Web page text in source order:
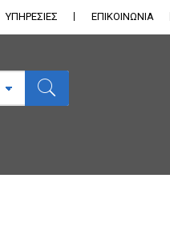
ΥΠΗΡΕΣΙΕΣ ΕΠΙΚΟΙΝΩΝΊΑ